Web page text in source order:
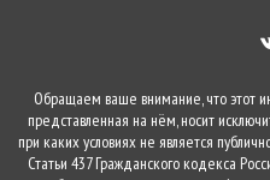
Обращаем ваше внимание, что этот
представленная на нём, носит
при каких условиях не является
Статьи 437 Гражданского кодекса